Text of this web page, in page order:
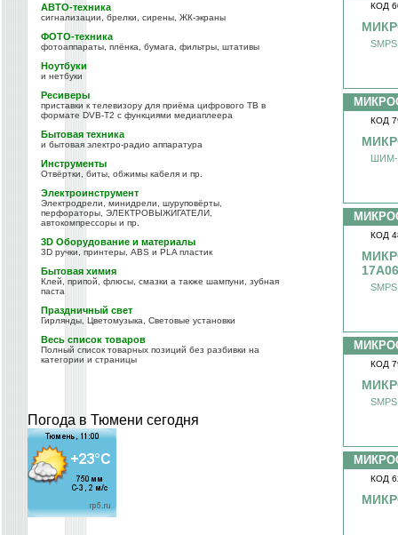
АВТО-техника
сигнализации, брелки, сирены, ЖК-экраны
ФОТО-техника
фотоаппараты, плёнка, бумага, фильтры, штативы
Ноутбуки
и нетбуки
Ресиверы
приставки к телевизору для приёма цифрового ТВ в
формате DVB-T2 с функциями медиаплеера
Бытовая техника
и бытовая электро-радио аппаратура
Инструменты
Отвёртки, биты, обжимы кабеля и пр.
Электроинструмент
Электродрели, минидрели, шуруповёрты,
перфораторы, ЭЛЕКТРОВЫЖИГАТЕЛИ,
автокомпрессоры и пр.
3D Оборудование и материалы
3D ручки, принтеры, ABS и PLA пластик
Бытовая химия
Клей, припой, флюсы, смазки а также шампуни, зубная
паста
Праздничный свет
Гирлянды, Цветомузыка, Световые установки
Весь список товаров
Полный список товарных позиций без разбивки на
категории и страницы
Погода в Тюмени сегодня
КОД
КОД
ШИМ-
КОД
17A06
КОД
КОД